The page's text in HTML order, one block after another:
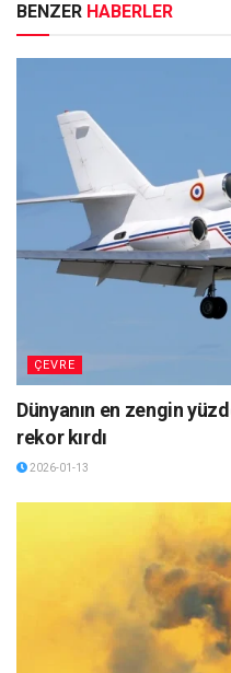
BENZER HABERLER
ÇEVRE
Dünyanın en zengin
rekor kırdı
2026-01-13